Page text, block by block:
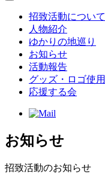
招致活動について
人物紹介
ゆかりの地巡り
お知らせ
活動報告
グッズ・ロゴ使用
応援する会
お知らせ
招致活動のお知らせ